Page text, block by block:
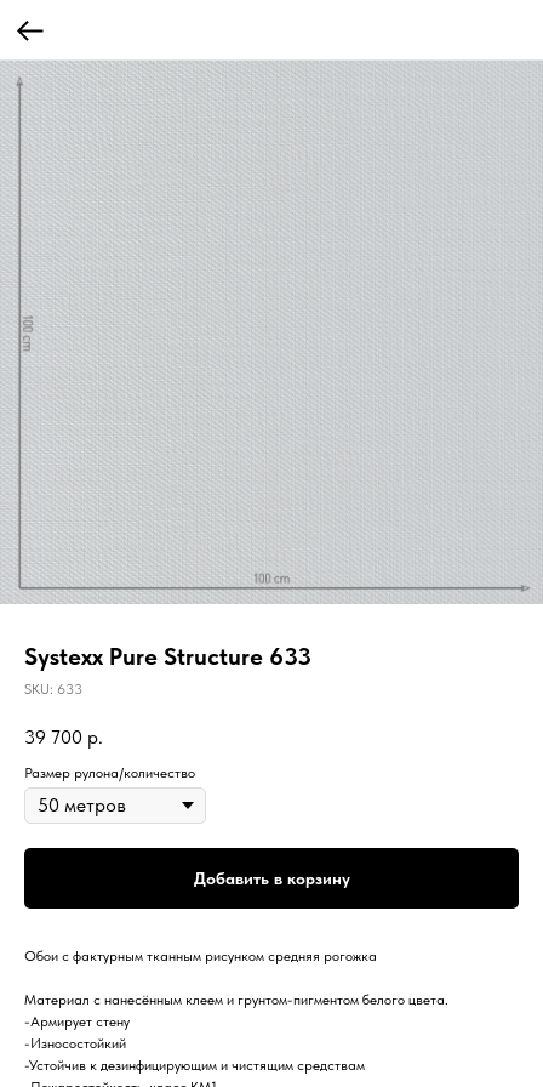
Systexx Pure Structure 633
SKU: 633
39 700 р.
Размер рулона/количество
Добавить в корзину
Обои c фактурным тканным рисунком средняя рогожка
Материал с нанесённым клеем и грунтом-пигментом белого цвета.
-Армирует стену
-Износостойкий
-Устойчив к дезинфицирующим и чистящим средствам